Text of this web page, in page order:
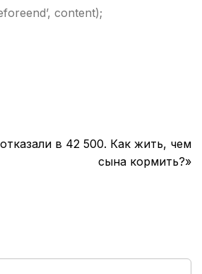
content);
в 42 500. Как жить, чем
сына кормить?»